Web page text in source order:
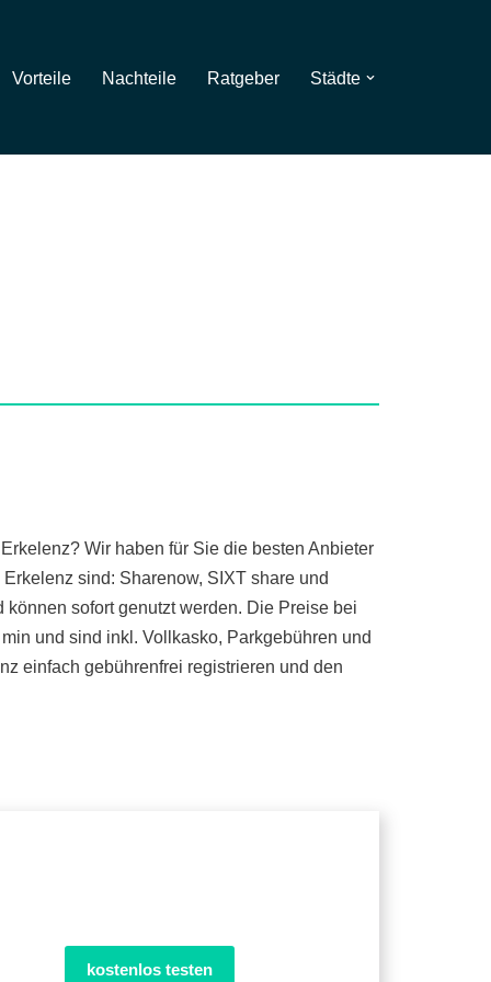
Vorteile Nachteile Ratgeber Städte
Wir haben für Sie die besten Anbieter
sind: Sharenow, SIXT share und
sofort genutzt werden. Die Preise bei
und sind inkl. Vollkasko, Parkgebühren und
einfach gebührenfrei registrieren und den
kostenlos testen